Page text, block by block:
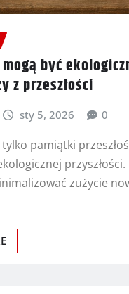
być
z przeszłości
sty 5, 2026 0
pamiątki
zużycie